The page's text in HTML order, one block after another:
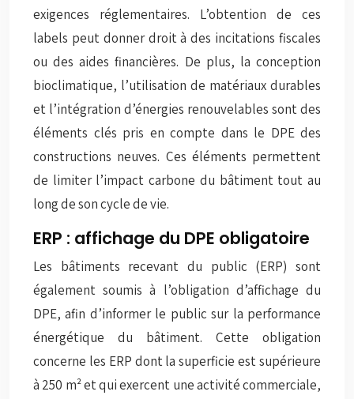
exigences réglementaires. L’obtention de ces
labels peut donner droit à des incitations fiscales
ou des aides financières. De plus, la conception
bioclimatique, l’utilisation de matériaux durables
et l’intégration d’énergies renouvelables sont des
éléments clés pris en compte dans le DPE des
constructions neuves. Ces éléments permettent
de limiter l’impact carbone du bâtiment tout au
long de son cycle de vie.
ERP : affichage du DPE obligatoire
Les bâtiments recevant du public (ERP) sont
également soumis à l’obligation d’affichage du
DPE, afin d’informer le public sur la performance
énergétique du bâtiment. Cette obligation
concerne les ERP dont la superficie est supérieure
à 250 m² et qui exercent une activité commerciale,